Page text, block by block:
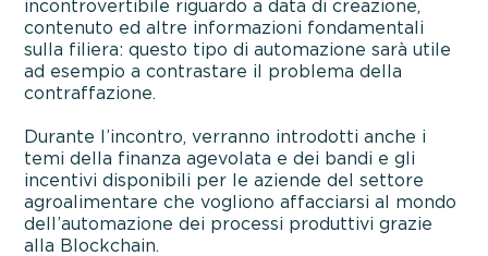
incontrovertibile riguardo a data di creazione,
contenuto ed altre informazioni fondamentali
sulla filiera: questo tipo di automazione sarà utile
ad esempio a contrastare il problema della
contraffazione.
Durante l’incontro, verranno introdotti anche i
temi della finanza agevolata e dei bandi e gli
incentivi disponibili per le aziende del settore
agroalimentare che vogliono affacciarsi al mondo
dell’automazione dei processi produttivi grazie
alla Blockchain.